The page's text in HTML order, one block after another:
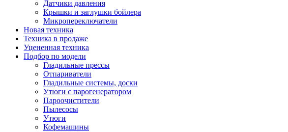
Датчики давления
Крышки и заглушки бойлера
Микропереключатели
Новая техника
Техника в продаже
Уцененная техника
Подбор по модели
Гладильные прессы
Отпариватели
Гладильные системы, доски
Утюги с парогенератором
Пароочистители
Пылесосы
Утюги
Кофемашины